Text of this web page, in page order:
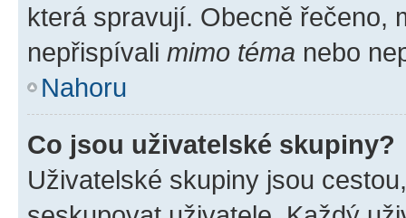
která spravují. Obecně řečeno,
nepřispívali mimo téma nebo
Nahoru
Co jsou uživatelské skupiny?
Uživatelské skupiny jsou